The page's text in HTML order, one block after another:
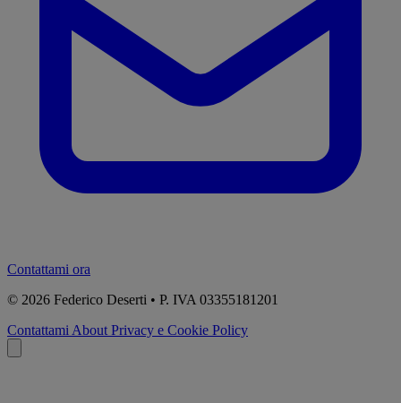
Contattami ora
© 2026 Federico Deserti • P. IVA 03355181201
Contattami About Privacy e Cookie Policy